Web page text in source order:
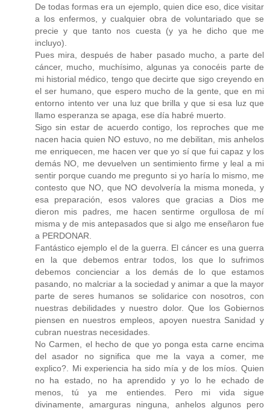
De todas formas era un ejemplo, quien dice eso, dice visitar
a los enfermos, y cualquier obra de voluntariado que se
precie y que tanto nos cuesta (y ya he dicho que me
incluyo).
Pues mira, después de haber pasado mucho, a parte del
cáncer, mucho, muchísimo, algunas ya conocéis parte de
mi historial médico, tengo que decirte que sigo creyendo en
el ser humano, que espero mucho de la gente, que en mi
entorno intento ver una luz que brilla y que si esa luz que
llamo esperanza se apaga, ese día habré muerto.
Sigo sin estar de acuerdo contigo, los reproches que me
nacen hacia quien NO estuvo, no me debilitan, mis anhelos
me enriquecen, me hacen ver que yo sí que fui capaz y los
demás NO, me devuelven un sentimiento firme y leal a mi
sentir porque cuando me pregunto si yo haría lo mismo, me
contesto que NO, que NO devolvería la misma moneda, y
esa preparación, esos valores que gracias a Dios me
dieron mis padres, me hacen sentirme orgullosa de mí
misma y de mis antepasados que si algo me enseñaron fue
a PERDONAR.
Fantástico ejemplo el de la guerra. El cáncer es una guerra
en la que debemos entrar todos, los que lo sufrimos
debemos concienciar a los demás de lo que estamos
pasando, no malcriar a la sociedad y animar a que la mayor
parte de seres humanos se solidarice con nosotros, con
nuestras debilidades y nuestro dolor. Que los Gobiernos
piensen en nuestros empleos, apoyen nuestra Sanidad y
cubran nuestras necesidades.
No Carmen, el hecho de que yo ponga esta carne encima
del asador no significa que me la vaya a comer, me
explico?. Mi experiencia ha sido mía y de los míos. Quien
no ha estado, no ha aprendido y yo lo he echado de
menos, tú ya me entiendes. Pero mi vida sigue
divinamente, amarguras ninguna, anhelos algunos pero